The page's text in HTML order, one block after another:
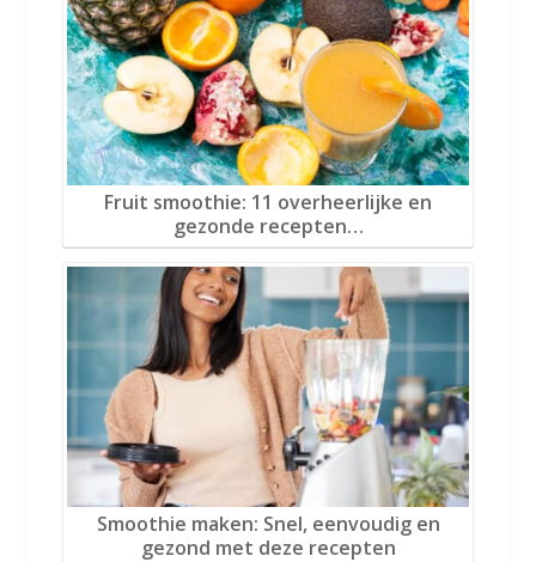
Fruit smoothie: 11 overheerlijke en
gezonde recepten…
Smoothie maken: Snel, eenvoudig en
gezond met deze recepten